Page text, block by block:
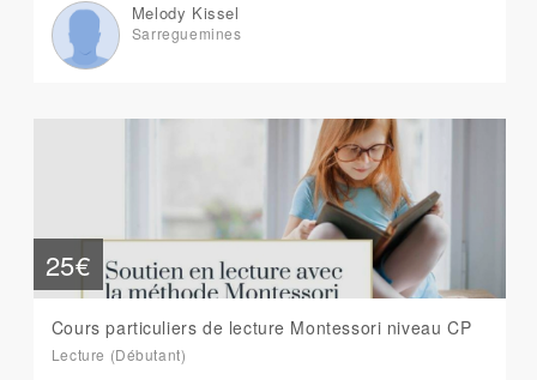
Melody Kissel
Sarreguemines
25€
Cours particuliers de lecture Montessori niveau CP
Lecture (Débutant)